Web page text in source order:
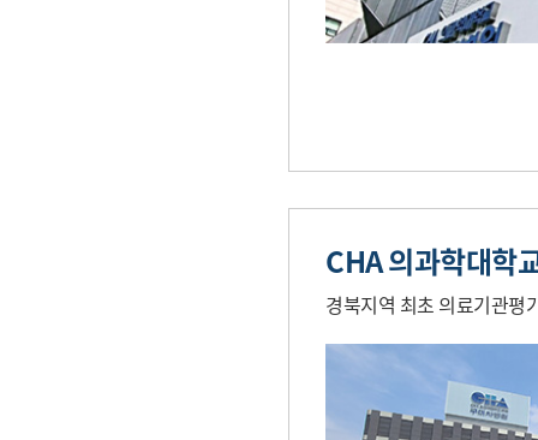
CHA 의과학대학
경북지역 최초 의료기관평